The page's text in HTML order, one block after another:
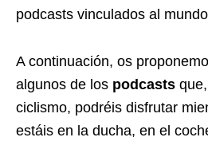
podcasts vinculados al
A continuación, os
algunos de los podcasts
ciclismo, podréis disfrutar
estáis en la ducha, en el